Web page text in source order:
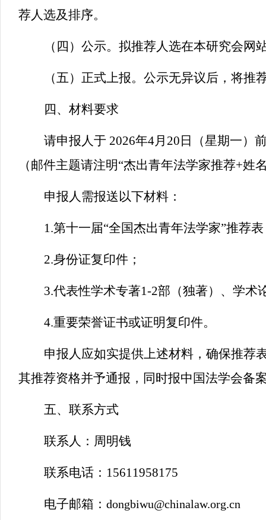
荐人选及排序。
（四）公示。拟推荐人选在本研究会网
（五）正式上报。公示无异议后，将推
四、材料要求
请申报人于 2026年4月20日（星期一）
（邮件主题请注明“杰出青年法学家推荐+姓
申报人需报送以下材料：
1.第十一届“全国杰出青年法学家”推荐
2.身份证复印件；
3.代表性学术专著1-2部（独著）、学术
4.重要荣誉证书或证明复印件。
申报人应如实提供上述材料，确保推荐
其推荐资格并予通报，同时报中国法学会备
五、联系方式
联系人：周明钱
联系电话：15611958175
电子邮箱： dongbiwu@chinalaw.org.cn